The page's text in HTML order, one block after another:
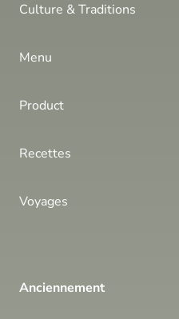
Culture & Traditions
Menu
Product
Recettes
Voyages
Anciennement